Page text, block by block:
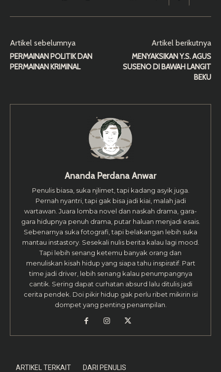
Artikel sebelumnya
PERMAINAN POLITIK DAN
PERMAINAN KRIMINAL
Artikel berikutnya
MENYAKSIKAN Y.S. AGUS
SUSENO DI BAWAH LANGIT
BEKU
Ananda Perdana Anwar
Penulis biasa, suka njlimet, tapi kadang asyik juga.
Pernah nyantri, tapi gak bisa jadi kiai, malah jadi
wartawan. Juara lomba novel dan naskah drama, gara-
gara hidupnya penuh drama, putar haluan menjadi esais.
Sebenarnya suka fotografi, tapi belakangan lebih suka
mantau instastory. Sesekali nulis berita kalau lagi mood.
Tapi lebih senang ketemu banyak orang dan
menuliskan kisah hidup yang siapa tahu inspiratif. Part
time jadi driver, lebih senang kalau penumpangnya
cantik. Sering dapat curhatan absurd lalu ditulis jadi
cerita pendek. Doi pikir hidup gak perlu ribet mikirin isi
dompet yang penting penampilan.
ARTIKEL TERKAIT DARI PENULIS